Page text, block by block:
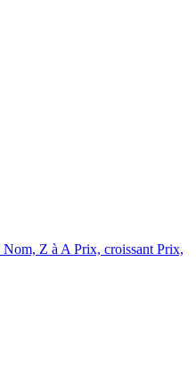
Nom, Z à A Prix, croissant Prix,